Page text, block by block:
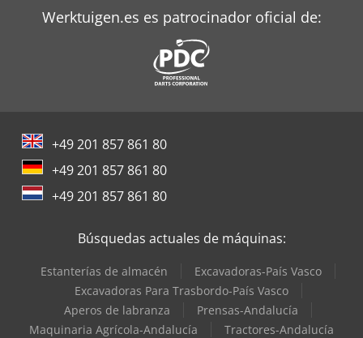
Werktuigen.es es patrocinador oficial de:
+49 201 857 861 80
+49 201 857 861 80
+49 201 857 861 80
Búsquedas actuales de máquinas:
Estanterías de almacén
Excavadoras-País Vasco
Excavadoras Para Trasbordo-País Vasco
Aperos de labranza
Prensas-Andalucía
Maquinaria Agrícola-Andalucía
Tractores-Andalucía